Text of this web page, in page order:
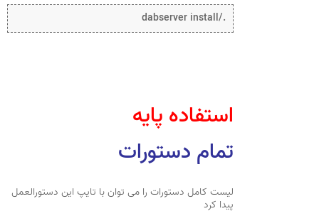
./dabserver install
استفاده پایه
تمام دستورات
لیست کامل دستورات را می توان با تایپ این دستورالعمل
پیدا کرد